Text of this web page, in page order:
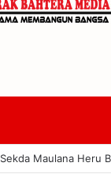
Promosi 78 Guru Jadi